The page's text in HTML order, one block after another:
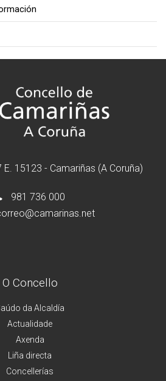
15123 - Camariñas (A Coruña)
981 736 000
O Concello
da Alcaldía
Actualidade
Axenda
Liña directa
Concellerías